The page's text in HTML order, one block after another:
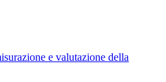
e valutazione della